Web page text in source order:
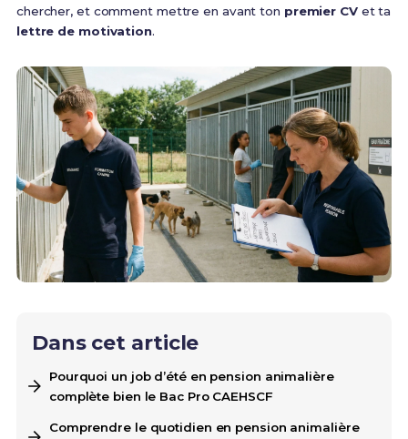
chercher, et comment mettre en avant ton premier CVet ta
lettre de motivation.
Dans cet article
Pourquoi un job d’été en pension animalière
complète bien le Bac Pro CAEHSCF
Comprendre le quotidien en pension animalière